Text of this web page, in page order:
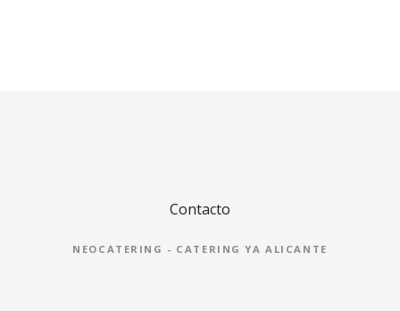
Contacto
NEOCATERING - CATERING YA ALICANTE